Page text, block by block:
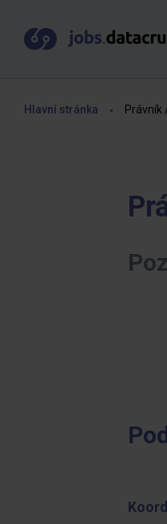
Hlavní stránka Právník